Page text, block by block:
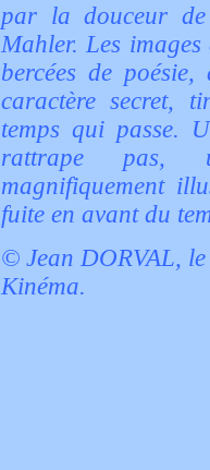
par la douceur
Mahler. Les
bercées de
caractère secret,
temps qui passe.
rattrape pas,
magnifiquement
fuite en avant du
© Jean DORVAL,
Kinéma.